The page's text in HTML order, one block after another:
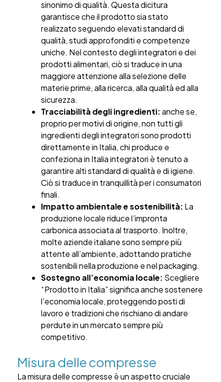
sinonimo di qualità. Questa dicitura
garantisce che il prodotto sia stato
realizzato seguendo elevati standard di
qualità, studi approfonditi e competenze
uniche. Nel contesto degli integratori e dei
prodotti alimentari, ciò si traduce in una
maggiore attenzione alla selezione delle
materie prime, alla ricerca, alla qualità ed alla
sicurezza.
Tracciabilità degli ingredienti:anche se,
proprio per motivi di origine, non tutti gli
ingredienti degli integratori sono prodotti
direttamente in Italia, chi produce e
confeziona in Italia integratori è tenuto a
garantire alti standard di qualità e di igiene.
Ciò si traduce in tranquillità per i consumatori
finali.
Impatto ambientale e sostenibilità: La
produzione locale riduce l’impronta
carbonica associata al trasporto. Inoltre,
molte aziende italiane sono sempre più
attente all’ambiente, adottando pratiche
sostenibili nella produzione e nel packaging.
Sostegno all’economia locale: Scegliere
“Prodotto in Italia” significa anche sostenere
l’economia locale, proteggendo posti di
lavoro e tradizioni che rischiano di andare
perdute in un mercato sempre più
competitivo.
Misura delle compresse
La misura delle compresse è un aspetto cruciale